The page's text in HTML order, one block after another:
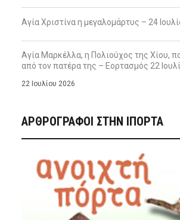
Αγία Χριστίνα η μεγαλομάρτυς – 24
Αγία Μαρκέλλα, η Πολιούχος της Χίου,
από τον πατέρα της – Εορτασμός 22
22 Ιουλίου 2026
ΑΡΘΡΟΓΡΑΦΟΙ ΣΤΗΝ IΠΟΡΤΑ